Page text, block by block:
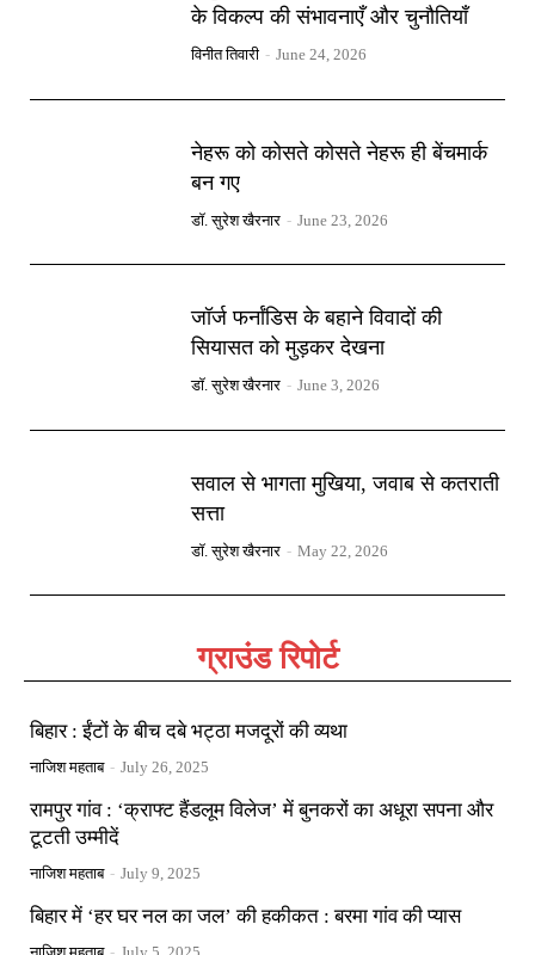
के विकल्प की संभावनाएँ और चुनौतियाँ
विनीत तिवारी - June 24, 2026
नेहरू को कोसते कोसते नेहरू ही बेंचमार्क
बन गए
डॉ. सुरेश खैरनार - June 23, 2026
जॉर्ज फर्नांडिस के बहाने विवादों की
सियासत को मुड़कर देखना
डॉ. सुरेश खैरनार - June 3, 2026
सवाल से भागता मुखिया, जवाब से कतराती
सत्ता
डॉ. सुरेश खैरनार - May 22, 2026
ग्राउंड रिपोर्ट
बिहार : ईंटों के बीच दबे भट्ठा मजदूरों की व्यथा
नाजिश महताब - July 26, 2025
रामपुर गांव : ‘क्राफ्ट हैंडलूम विलेज’ में बुनकरों का अधूरा सपना और
टूटती उम्मीदें
नाजिश महताब - July 9, 2025
बिहार में ‘हर घर नल का जल’ की हकीकत : बरमा गांव की प्यास